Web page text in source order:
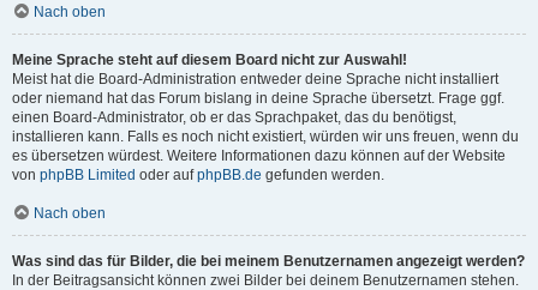
Nach oben
Meine Sprache steht auf diesem Board nicht zur Auswahl!
Meist hat die Board-Administration entweder deine Sprache nicht installiert
oder niemand hat das Forum bislang in deine Sprache übersetzt. Frage ggf.
einen Board-Administrator, ob er das Sprachpaket, das du benötigst,
installieren kann. Falls es noch nicht existiert, würden wir uns freuen, wenn du
es übersetzen würdest. Weitere Informationen dazu können auf der Website
von phpBB Limited oder aufphpBB.de gefunden werden.
Nach oben
Was sind das für Bilder, die bei meinem Benutzernamen angezeigt werden?
In der Beitragsansicht können zwei Bilder bei deinem Benutzernamen stehen.